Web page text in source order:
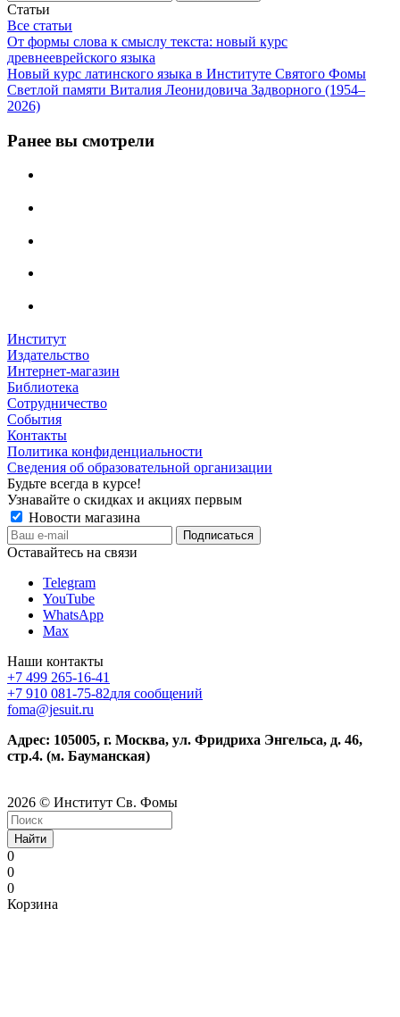
Статьи
Все статьи
От формы слова к смыслу текста: новый курс
древнееврейского языка
Новый курс латинского языка в Институте Святого Фомы
Светлой памяти Виталия Леонидовича Задворного (1954–
2026)
Ранее вы смотрели
Институт
Издательство
Интернет-магазин
Библиотека
Сотрудничество
События
Контакты
Политика конфиденциальности
Сведения об образовательной организации
Будьте всегда в курсе!
Узнавайте о скидках и акциях первым
Новости магазина
Оставайтесь на связи
Telegram
YouTube
WhatsApp
Max
Наши контакты
+7 499 265-16-41
+7 910 081-75-82для сообщений
foma@jesuit.ru
Адрес: 105005, г. Москва, ул. Фридриха Энгельса, д. 46,
стр.4. (м. Бауманская)
2026 © Институт Св. Фомы
Найти
0
0
0
Корзина